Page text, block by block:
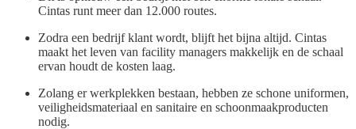
Cintas runt meer dan 12.000 routes.
Zodra een bedrijf klant wordt, blijft het bijna altijd. Cintas
maakt het leven van facility managers makkelijk en de schaal
ervan houdt de kosten laag.
Zolang er werkplekken bestaan, hebben ze schone uniformen,
veiligheidsmateriaal en sanitaire en schoonmaakproducten
nodig.